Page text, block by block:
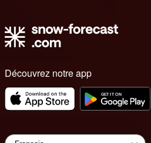
Découvrez notre app